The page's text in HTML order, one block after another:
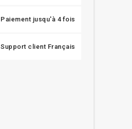
Paiement jusqu'à 4 fois
Support client Français